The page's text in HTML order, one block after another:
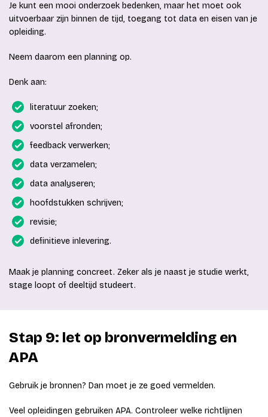
Je kunt een mooi onderzoek bedenken, maar het moet ook
uitvoerbaar zijn binnen de tijd, toegang tot data en eisen van je
opleiding.
Neem daarom een planning op.
Denk aan:
literatuur zoeken;
voorstel afronden;
feedback verwerken;
data verzamelen;
data analyseren;
hoofdstukken schrijven;
revisie;
definitieve inlevering.
Maak je planning concreet. Zeker als je naast je studie werkt,
stage loopt of deeltijd studeert.
Stap 9: let op bronvermelding en
APA
Gebruik je bronnen? Dan moet je ze goed vermelden.
Veel opleidingen gebruiken APA. Controleer welke richtlijnen